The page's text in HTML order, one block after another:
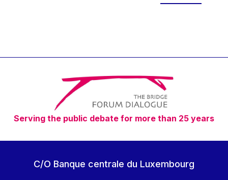
Timothy Radcliffe
Vaclav Klaus
Vassilios Skouris
Vítor Manuel da Silva Caldeira
Viviane Reding
Walter Hagg
Serving the public debate for more than 25 years
C/O Banque centrale du Luxembourg